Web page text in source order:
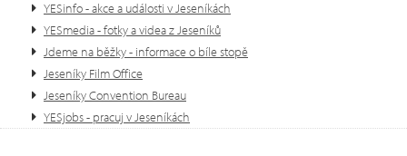
YESinfo - akce a události v Jeseníkách
YESmedia - fotky a videa z Jeseníků
Jdeme na běžky - informace o bíle stopě
Jeseníky Film Office
Jeseníky Convention Bureau
YESjobs - pracuj v Jeseníkách